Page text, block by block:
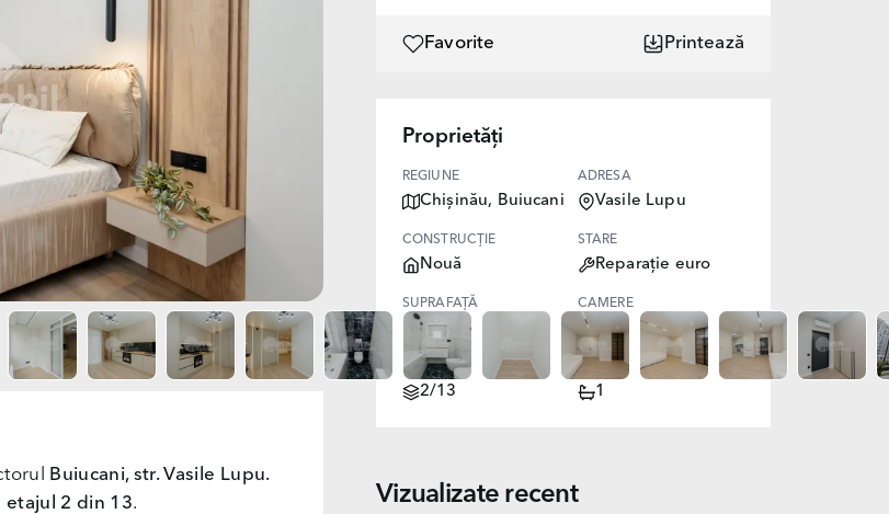
Buiucani, str. Vasile Lupu.
etajul 2 din 13.
Favorite Printează
Proprietăți
REGIUNE
Chișinău, Buiucani
ADRESA
Vasile Lupu
CONSTRUCȚIE
Nouă
STARE
Reparație euro
SUPRAFAȚĂ
87.00
CAMERE
3
NIVEL
2/13
BĂI
1
Vizualizate recent